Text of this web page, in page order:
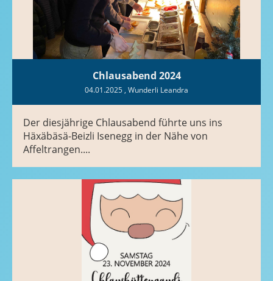
Chlausabend 2024
04.01.2025 , Wunderli Leandra
Der diesjährige Chlausabend führte uns ins
Häxäbäsä-Beizli Isenegg in der Nähe von
Affeltrangen....